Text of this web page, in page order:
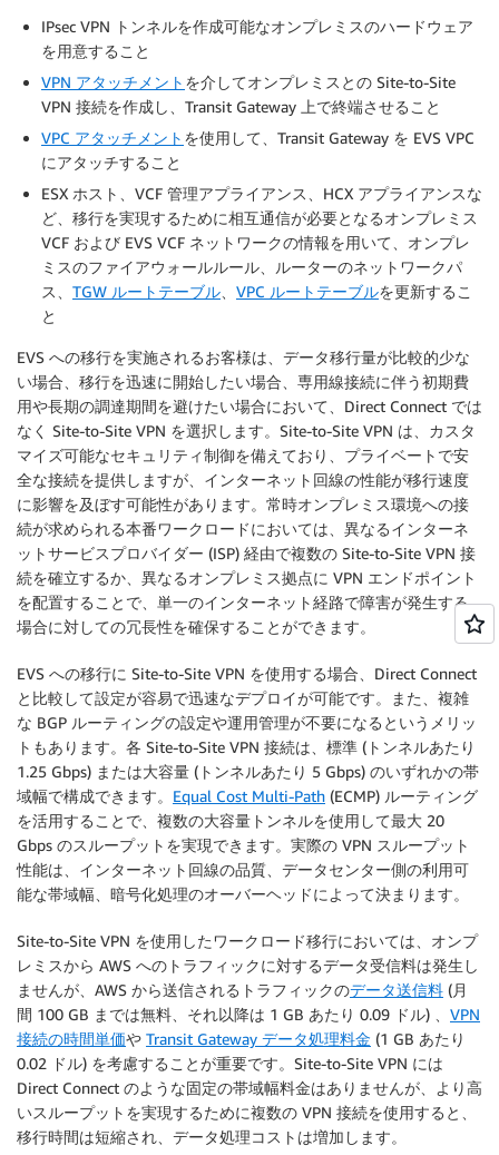
IPsec VPN トンネルを作成可能なオンプレミスのハードウェア
を用意すること
VPN アタッチメント を介してオンプレミスとの Site-to-Site
VPN 接続を作成し、Transit Gateway 上で終端させること
VPC アタッチメント を使用して、Transit Gateway を EVS VPC
にアタッチすること
ESX ホスト、VCF 管理アプライアンス、HCX アプライアンスな
ど、移行を実現するために相互通信が必要となるオンプレミス
VCF および EVS VCF ネットワークの情報を用いて、オンプレ
ミスのファイアウォールルール、ルーターのネットワークパ
ス、 TGW ルートテーブル VPC ルートテーブルを更新するこ
と
EVS への移行を実施されるお客様は、データ移行量が比較的少な
い場合、移行を迅速に開始したい場合、専用線接続に伴う初期費
用や長期の調達期間を避けたい場合において、Direct Connect では
なく Site-to-Site VPN を選択します。Site-to-Site VPN は、カスタ
マイズ可能なセキュリティ制御を備えており、プライベートで安
全な接続を提供しますが、インターネット回線の性能が移行速度
に影響を及ぼす可能性があります。常時オンプレミス環境への接
続が求められる本番ワークロードにおいては、異なるインターネ
ットサービスプロバイダー (ISP) 経由で複数の Site-to-Site VPN 接
続を確立するか、異なるオンプレミス拠点に VPN エンドポイント
を配置することで、単一のインターネット経路で障害が発生する
場合に対しての冗長性を確保することができます。
EVS への移行に Site-to-Site VPN を使用する場合、Direct Connect
と比較して設定が容易で迅速なデプロイが可能です。また、複雑
な BGP ルーティングの設定や運用管理が不要になるというメリッ
トもあります。各 Site-to-Site VPN 接続は、標準 (トンネルあたり
1.25 Gbps) または大容量 (トンネルあたり 5 Gbps) のいずれかの帯
域幅で構成できます。 Equal Cost Multi-Path (ECMP) ルーティング
を活用することで、複数の大容量トンネルを使用して最大 20
Gbps のスループットを実現できます。実際の VPN スループット
性能は、インターネット回線の品質、データセンター側の利用可
能な帯域幅、暗号化処理のオーバーヘッドによって決まります。
Site-to-Site VPN を使用したワークロード移行においては、オンプ
レミスから AWS へのトラフィックに対するデータ受信料は発生し
ませんが、AWS から送信されるトラフィックのデータ送信料 (月
間 100 GB までは無料、それ以降は 1 GB あたり 0.09 ドル) 、 VPN
接続の時間単価や Transit Gateway データ処理料金 (1 GB あたり
0.02 ドル) を考慮することが重要です。Site-to-Site VPN には
Direct Connect のような固定の帯域幅料金はありませんが、より高
いスループットを実現するために複数の VPN 接続を使用すると、
移行時間は短縮され、データ処理コストは増加します。